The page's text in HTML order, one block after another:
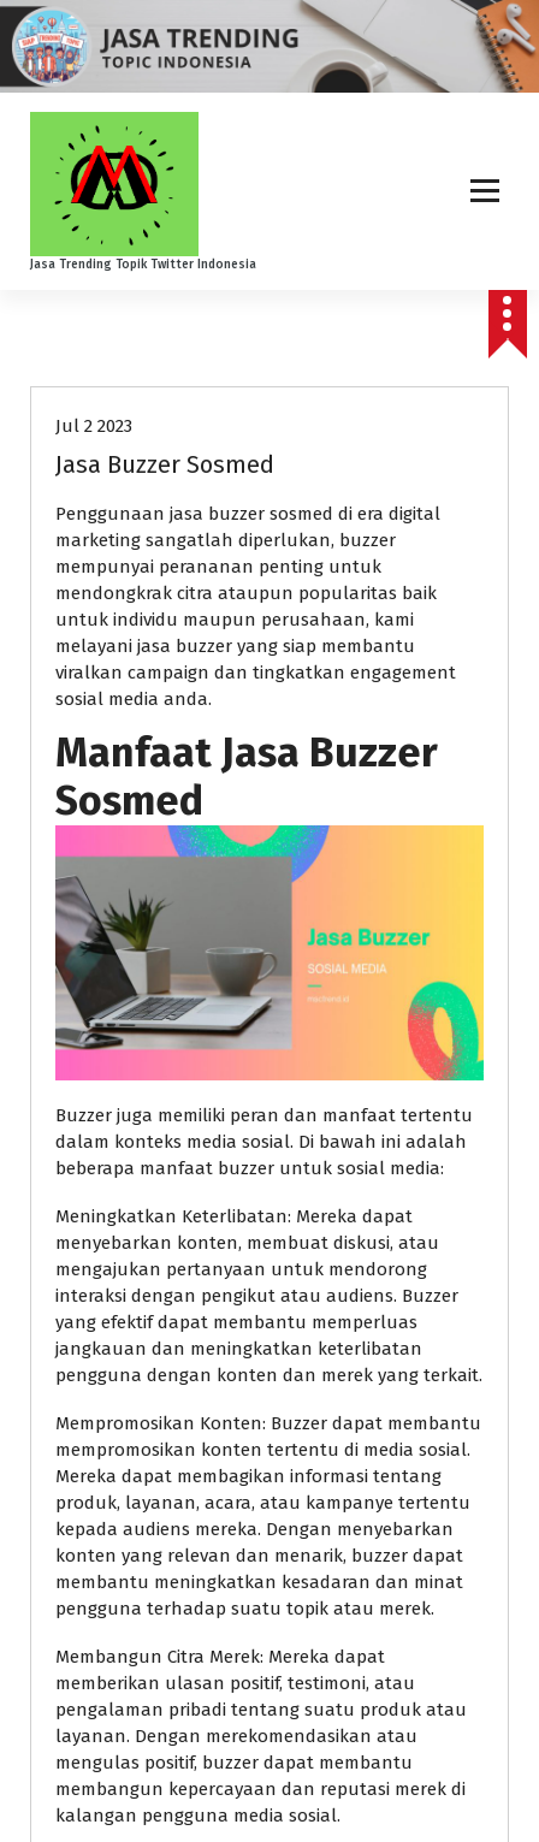
S
p
Jasa Trending Topik Twitter Indonesia
Jul 2 2023
Jasa Buzzer Sosmed
Penggunaan jasa buzzer sosmed di era digital
marketing sangatlah diperlukan, buzzer
mempunyai perananan penting untuk
mendongkrak citra ataupun popularitas baik
untuk individu maupun perusahaan, kami
melayani jasa buzzer yang siap membantu
viralkan campaign dan tingkatkan engagement
sosial media anda.
Manfaat Jasa Buzzer
Sosmed
Buzzer juga memiliki peran dan manfaat tertentu
dalam konteks media sosial. Di bawah ini adalah
beberapa manfaat buzzer untuk sosial media:
Meningkatkan Keterlibatan: Mereka dapat
menyebarkan konten, membuat diskusi, atau
mengajukan pertanyaan untuk mendorong
interaksi dengan pengikut atau audiens. Buzzer
yang efektif dapat membantu memperluas
jangkauan dan meningkatkan keterlibatan
pengguna dengan konten dan merek yang terkait.
Mempromosikan Konten: Buzzer dapat membantu
mempromosikan konten tertentu di media sosial.
Mereka dapat membagikan informasi tentang
produk, layanan, acara, atau kampanye tertentu
kepada audiens mereka. Dengan menyebarkan
konten yang relevan dan menarik, buzzer dapat
membantu meningkatkan kesadaran dan minat
pengguna terhadap suatu topik atau merek.
Membangun Citra Merek: Mereka dapat
memberikan ulasan positif, testimoni, atau
pengalaman pribadi tentang suatu produk atau
layanan. Dengan merekomendasikan atau
mengulas positif, buzzer dapat membantu
membangun kepercayaan dan reputasi merek di
kalangan pengguna media sosial.